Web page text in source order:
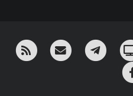
RSS ¡Mándame un